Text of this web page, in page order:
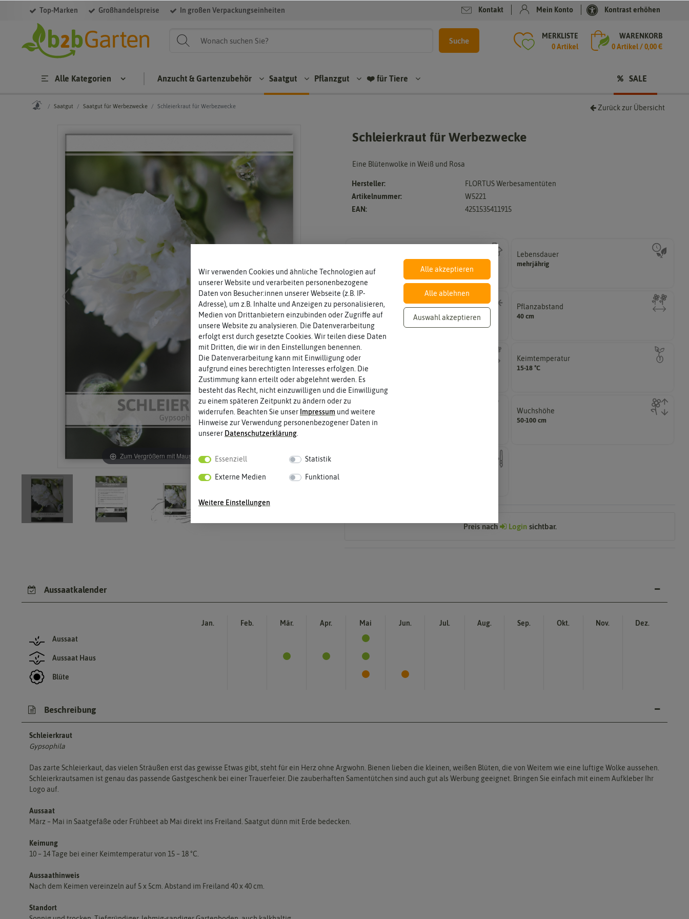
Top-Marken Großhandelspreise In großen Verpackungseinheiten Kontakt Mein Konto Kontrast erhöhen
Suche
MERKLISTE
0 Artikel
WARENKORB
0Artikel /0,00 €
Alle Kategorien Anzucht & Gartenzubehör Saatgut Pflanzgut ❤️ für Tiere SALE
Saatgut Saatgut für Werbezwecke Schleierkraut für Werbezwecke Zurück zur Übersicht
Zum Vergrößern mit Maus über das Bild fahren
Schleierkraut für Werbezwecke
Eine Blütenwolke in Weiß und Rosa
Hersteller:
FLORTUS Werbesamentüten
Artikelnummer:
W5221
EAN:
4251535411915
Wie viel ist enthalten
Winterhart
ja
Pflanzen, die im Freien ohne Probleme überwintern
können.
Keimzeit
10-14 Tage
Wie lange dauert es, bis sich unter Idealbedingungen
das erste Keimblattpaar zeigt?
Keimtemperatur
15-18 °C
Welcher Temperatur­bereich ist für die Keimung des
Samenkorns am idealsten?
Lebensdauer
mehrjährig
Pflanzen werden kategorisiert in: einjährig,
zweijährig oder mehrjährig.
Wuchshöhe
50-100 cm
Die ausgewachsene Pflanze kann unter
Idealumständen diese Größe erreichen.
Pflanzabstand
40 cm
Welchen Abstand sollten die Pflanzen voneinander
haben?
Reihenabstand
40 cm
Welchen Abstand sollten die Reihen der Pflanzen
voneinander haben?
Preis nach Loginsichtbar.
Aussaatkalender
Aussaat
Aussaat Haus
Blüte
Jan. Feb. Mär. Apr. Mai Jun. Jul. Aug. Sep. Okt. Nov. Dez.
Beschreibung
Schleierkraut
Gypsophila
Das zarte Schleierkaut, das vielen Sträußen erst das gewisse Etwas gibt, steht für ein Herz ohne Argwohn. Bienen lieben die kleinen, weißen Blüten, die von Weitem wie eine luftige Wolke aussehen.
Schleierkrautsamen ist genau das passende Gastgeschenk bei einer Trauerfeier. Die zauberhaften Samentütchen sind auch gut als Werbung geeignet. Bringen Sie einfach mit einem Aufkleber Ihr
Logo auf.
Aussaat
März – Mai in Saatgefäße oder Frühbeet ab Mai direkt ins Freiland. Saatgut dünn mit Erde bedecken.
Keimung
10 – 14 Tage bei einer Keimtemperatur von 15 – 18 °C.
Aussaathinweis
Nach dem Keimen vereinzeln auf 5 x 5cm. Abstand im Freiland 40 x 40 cm.
Standort
Wir verwenden Cookies und ähnliche Technologien auf
unserer Website und verarbeiten personenbezogene
Daten von Besucher:innen unserer Webseite (z.B. IP-
Adresse), um z.B. Inhalte und Anzeigen zu personalisieren,
Medien von Drittanbietern einzubinden oder Zugriffe auf
unsere Website zu analysieren. Die Datenverarbeitung
erfolgt erst durch gesetzte Cookies. Wir teilen diese Daten
mit Dritten, die wir in den Einstellungen benennen.
Die Datenverarbeitung kann mit Einwilligung oder
aufgrund eines berechtigten Interesses erfolgen. Die
Zustimmung kann erteilt oder abgelehnt werden. Es
besteht das Recht, nicht einzuwilligen und die Einwilligung
zu einem späteren Zeitpunkt zu ändern oder zu
widerrufen. Beachten Sie unser Impressum und weitere
Hinweise zur Verwendung personenbezogener Daten in
unserer Daten­schutz­erklärung
Essenziell Statistik
Externe Medien Funktional
Weitere Einstellungen
Alle akzeptieren
Alle ablehnen
Auswahl akzeptieren